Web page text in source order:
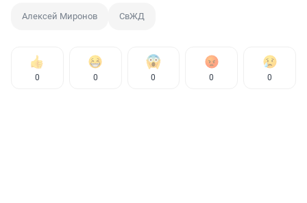
Алексей Миронов СвЖД
0 0 0 0 0